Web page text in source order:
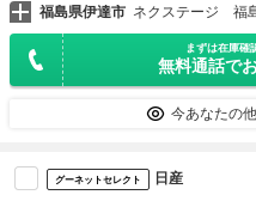
福島県伊達市 ネクステージ 福
まずは在庫確
無料通話で
今あなたの
グーネットセレクト 日産